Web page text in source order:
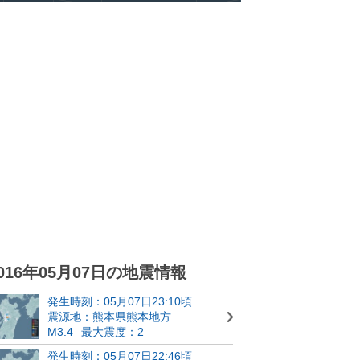
年05月07日の地震情報
発生時刻：05月07日23:10頃
震源地：熊本県熊本地方
M3.4
最大震度：2
発生時刻：05月07日22:46頃